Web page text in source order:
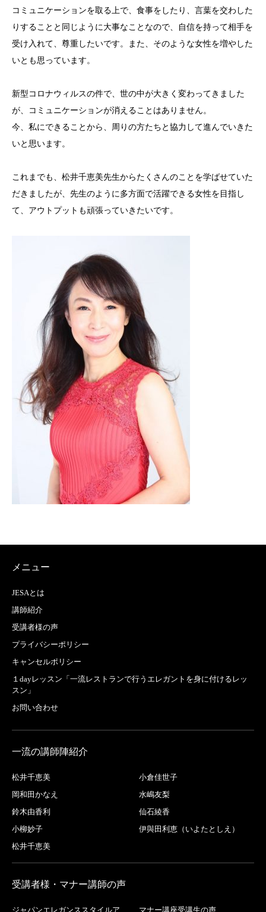
コミュニケーションを取る上で、食事をしたり、言葉を交わした
りすることと同じように大事なことなので、自信を持って相手を
受け入れて、尊重したいです。また、そのような女性を増やした
いとも思っています。
新型コロナウィルスの件で、世の中が大きく変わってきました
が、コミュニケーションが消えることはありません。
今、私にできることから、周りの方たちと協力して進んでいきた
いと思います。
これまでも、松井千恵美先生からたくさんのことを学ばせていた
だきましたが、先生のように多方面で活躍できる女性を目指し
て、アウトプットも頑張っていきたいです。
メニュー
JESAとは
講師紹介
受講者様の声
プライバシーポリシー
キャンセルポリシー
１dayレッスン「一流レストランで行うエレガントを身に付けるレッ
スン」
お問い合わせ
一流の講師陣紹介
松井千恵美
小倉佳世子
岡和田かなえ
水嶋友梨
鈴木由香利
仙石綾香
小柳妙子
伊與田利恵（いよたとしえ）
松井千恵美
受講者様・マナー講師の声
ジャパンエレガンススタイルア マナー講座受講生の声